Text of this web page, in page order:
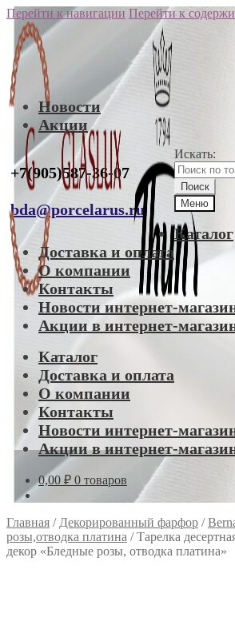
Перейти к навигации Перейти к
Новости
Акции
+7(905)587-36-07
bda@porcelarus.ru
Искать:
Поиск
Меню
Каталог
Доставка и оплата
О компании
Контакты
Новости интернет-
Акции в интернет-
Каталог
Доставка и оплата
О компании
Контакты
Новости интернет-
Акции в интернет-
0,00 ₽ 0 товаров
Главная / Декорированный фарфор /
розы,отводка платина /Тарелка
декор «Бледные розы, отводка платина»